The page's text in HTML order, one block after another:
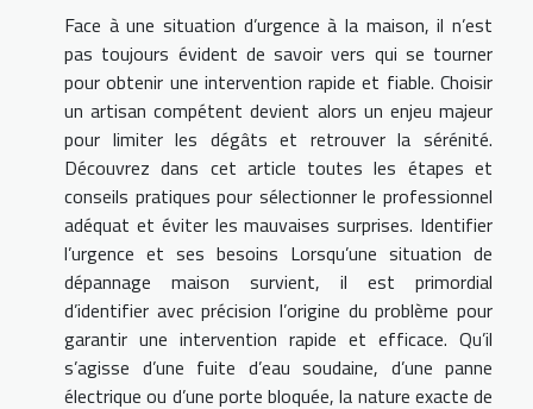
Face à une situation d’urgence à la maison, il n’est
pas toujours évident de savoir vers qui se tourner
pour obtenir une intervention rapide et fiable. Choisir
un artisan compétent devient alors un enjeu majeur
pour limiter les dégâts et retrouver la sérénité.
Découvrez dans cet article toutes les étapes et
conseils pratiques pour sélectionner le professionnel
adéquat et éviter les mauvaises surprises. Identifier
l’urgence et ses besoins Lorsqu’une situation de
dépannage maison survient, il est primordial
d’identifier avec précision l’origine du problème pour
garantir une intervention rapide et efficace. Qu’il
s’agisse d’une fuite d’eau soudaine, d’une panne
électrique ou d’une porte bloquée, la nature exacte de